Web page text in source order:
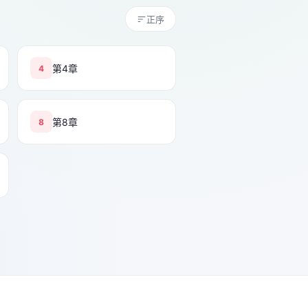
正序
4 第4章
8 第8章